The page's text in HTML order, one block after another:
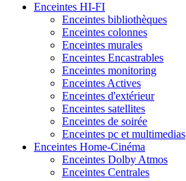
Enceintes HI-FI
Enceintes bibliothèques
Enceintes colonnes
Enceintes murales
Enceintes Encastrables
Enceintes monitoring
Enceintes Actives
Enceintes d'extérieur
Enceintes satellites
Enceintes de soirée
Enceintes pc et multimedias
Enceintes Home-Cinéma
Enceintes Dolby Atmos
Enceintes Centrales